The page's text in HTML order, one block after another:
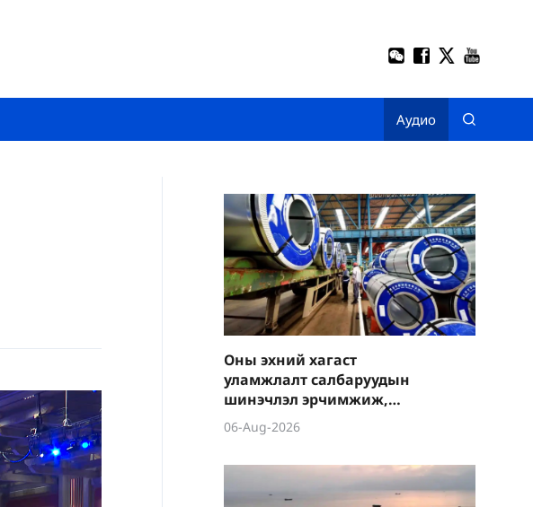
Аудио
Оны эхний хагаст
уламжлалт салбаруудын
шинэчлэл эрчимжиж,
шинэ салбарууд
хурдацтай өсөлт үзүүлэв
06-Aug-2026